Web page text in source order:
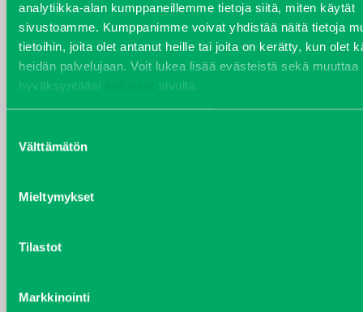
analytiikka-alan kumppaneillemme tietoja siitä, miten käytät
sivustoamme. Kumppanimme voivat yhdistää näitä tietoja
tietoihin, joita olet antanut heille tai joita on kerätty, kun olet
heidän palvelujaan. Voit lukea lisää evästeistä sekä muuttaa
hyväksyntääsi
sivulta.
valinta
Välttämätön
Mieltymykset
Tilastot
Markkinointi
VARAOSAT
Varaosat
Puh 020 7458 686
varaosat@j-trading.fi